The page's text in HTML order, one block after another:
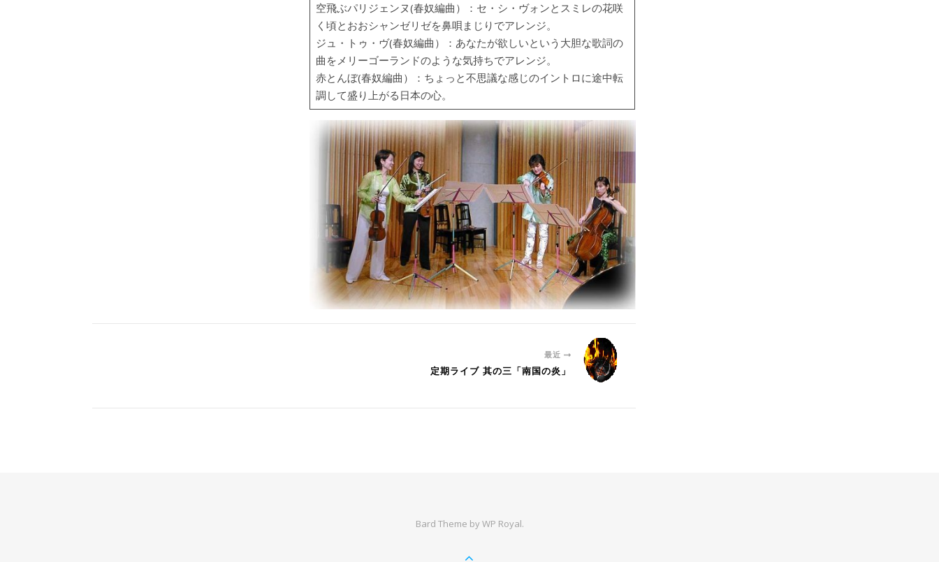
空飛ぶパリジェンヌ(春奴編曲）：セ・シ・ヴォンとスミレの花咲
く頃とおおシャンゼリゼを鼻唄まじりでアレンジ。
ジュ・トゥ・ヴ(春奴編曲）：あなたが欲しいという大胆な歌詞の
曲をメリーゴーランドのような気持ちでアレンジ。
赤とんぼ(春奴編曲）：ちょっと不思議な感じのイントロに途中転
調して盛り上がる日本の心。
最近
定期ライブ 其の三「南国の炎」
Bard Theme byWP Royal.